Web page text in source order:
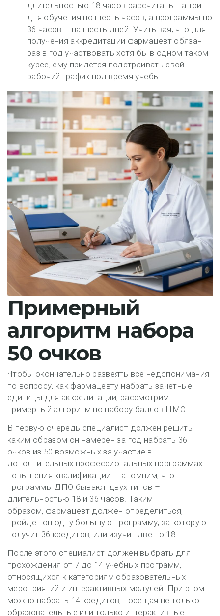
длительностью 18 часов рассчитаны на три
дня обучения по шесть часов, а программы по
36 часов – на шесть дней. Учитывая, что для
получения аккредитации фармацевт обязан
раз в год участвовать хотя бы в одном таком
курсе, ему придется подстраивать свой
рабочий график под время учебы.
Примерный
алгоритм набора
50 очков
Чтобы окончательно развеять все недопонимания
по вопросу, как фармацевту набрать зачетные
единицы для аккредитации, рассмотрим
примерный алгоритм по набору баллов НМО.
В первую очередь специалист должен решить,
каким образом он намерен за год набрать 36
очков из 50 возможных за участие в
дополнительных профессиональных программах
повышения квалификации. Напомним, что
программы ДПО бывают двух типов –
длительностью 18 и 36 часов. Таким
образом, фармацевт должен определиться,
пройдет он одну большую программу, за которую
получит 36 кредитов, или изучит две по 18.
После этого специалист должен выбрать для
прохождения от 7 до 14 учебных программ,
относящихся к категориям образовательных
мероприятий и интерактивных модулей. При этом
можно набрать 14 кредитов, посещая не только
образовательные или только интерактивные